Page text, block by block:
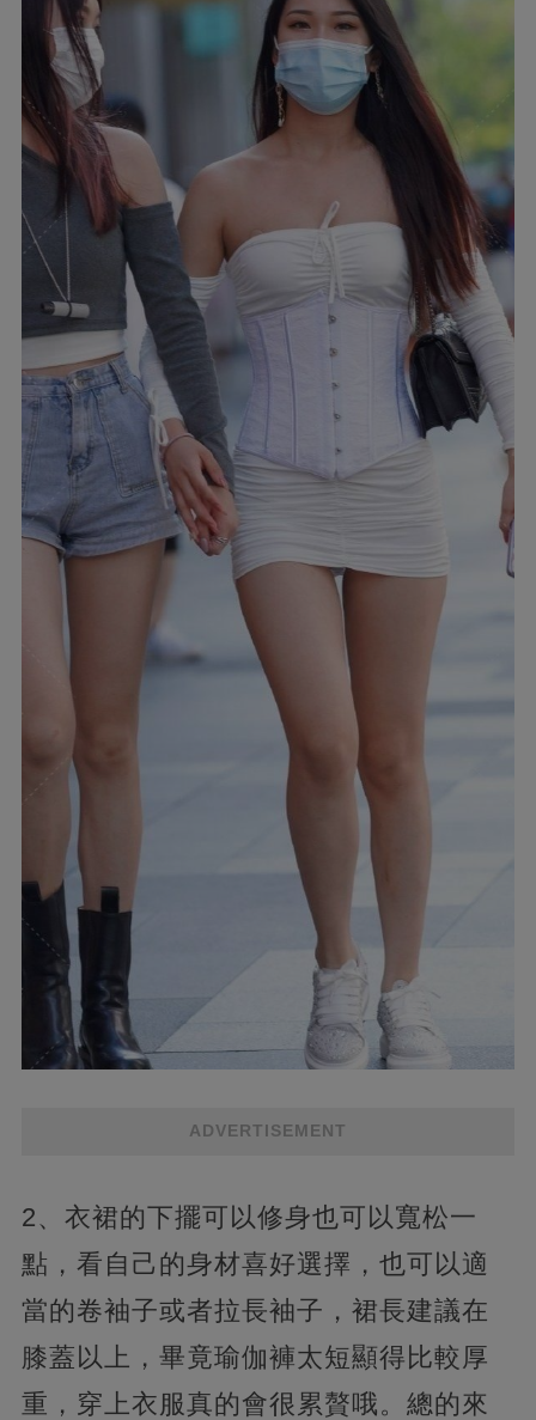
ADVERTISEMENT
2、衣裙的下擺可以修身也可以寬松一
點，看自己的身材喜好選擇，也可以適
當的卷袖子或者拉長袖子，裙長建議在
膝蓋以上，畢竟瑜伽褲太短顯得比較厚
重，穿上衣服真的會很累贅哦。總的來